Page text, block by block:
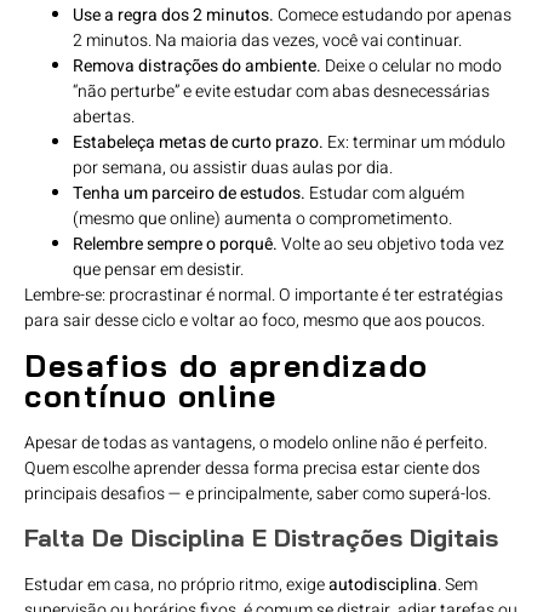
Use a regra dos 2 minutos.Comece estudando por apenas
2 minutos. Na maioria das vezes, você vai continuar.
Remova distrações do ambiente. Deixe o celular no modo
“não perturbe” e evite estudar com abas desnecessárias
abertas.
Estabeleça metas de curto prazo. Ex: terminar um módulo
por semana, ou assistir duas aulas por dia.
Tenha um parceiro de estudos. Estudar com alguém
(mesmo que online) aumenta o comprometimento.
Relembre sempre o porquê.Volte ao seu objetivo toda vez
que pensar em desistir.
Lembre-se: procrastinar é normal. O importante é ter estratégias
para sair desse ciclo e voltar ao foco, mesmo que aos poucos.
Desafios do aprendizado
contínuo online
Apesar de todas as vantagens, o modelo online não é perfeito.
Quem escolhe aprender dessa forma precisa estar ciente dos
principais desafios — e principalmente, saber como superá-los.
Falta De Disciplina E Distrações Digitais
Estudar em casa, no próprio ritmo, exigeautodisciplina. Sem